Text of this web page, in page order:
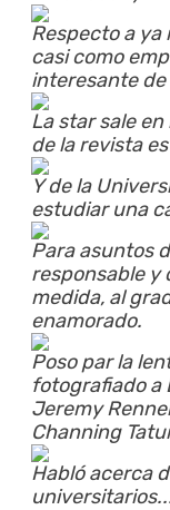
Respecto a ya
casi como
interesante de
La star sale
de la revista
Y de la
estudiar una
Para asuntos
responsable y
medida, al
enamorado.
Poso par la
fotografiado a
Jeremy
Channing
Habló acerca